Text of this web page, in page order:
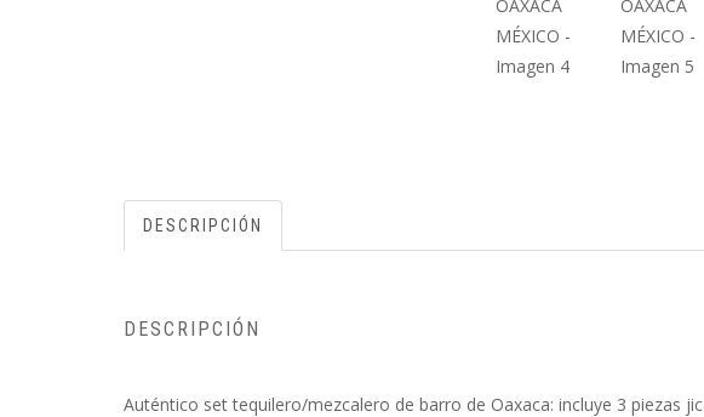
DESCRIPCIÓN
DESCRIPCIÓN
Auténtico set tequilero/mezcalero de barro de Oaxaca: incluye 3 piezas